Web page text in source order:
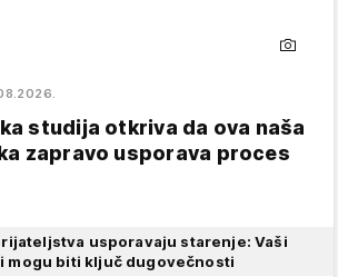
studija otkriva da ova naša
zapravo usporava proces
usporavaju starenje: Vaši
mogu biti ključ dugovečnosti